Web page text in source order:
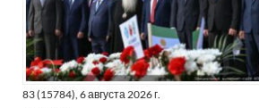
83 (15784), 6 августа 2026 г.